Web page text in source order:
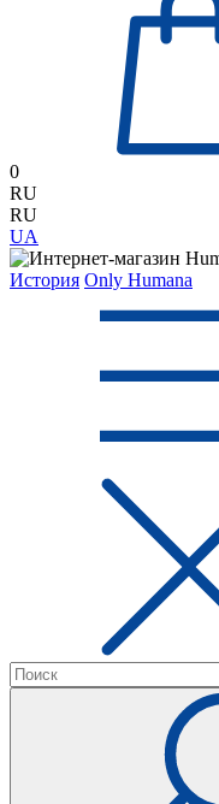
0
RU
RU
UA
История Only Humana